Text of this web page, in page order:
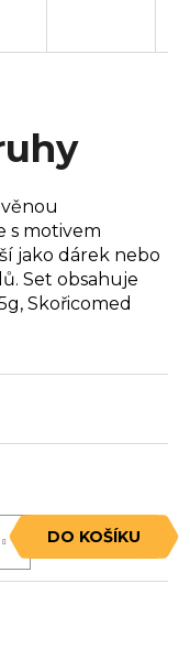
s motivem
jako dárek nebo
Set obsahuje
Skořicomed
DO KOŠÍKU